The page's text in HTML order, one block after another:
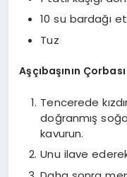
10 su bardağı
Tuz
Aşçıbaşının Çorbası
Tencerede
doğranmış
kavurun.
Unu ilave